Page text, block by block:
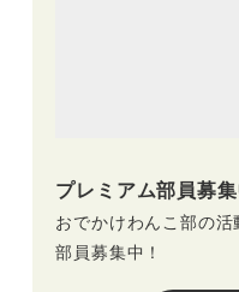
プレミアム部員募
おでかけわんこ部の
部員募集中！